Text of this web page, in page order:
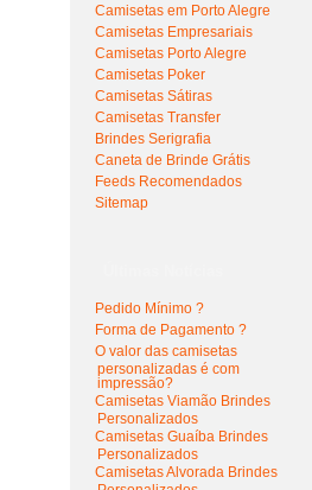
Camisetas em Porto Alegre
Camisetas Empresariais
Camisetas Porto Alegre
Camisetas Poker
Camisetas Sátiras
Camisetas Transfer
Brindes Serigrafia
Caneta de Brinde Grátis
Feeds Recomendados
Sitemap
Pedido Mínimo ?
Forma de Pagamento ?
O valor das camisetas
personalizadas é com
impressão?
Camisetas Viamão Brindes
Personalizados
Camisetas Guaíba Brindes
Personalizados
Camisetas Alvorada Brindes